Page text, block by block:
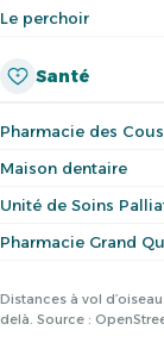
Le perchoir
Santé
Pharmacie des
Maison dentaire
Unité de Soins
Pharmacie Grand
Distances à vol
delà. Source :